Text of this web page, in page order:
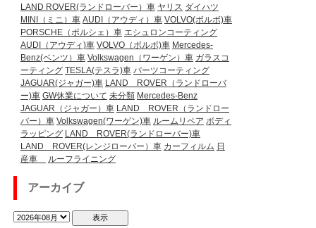
LAND ROVER(ランドローバー）車 ヤリス ダイハツ
MINI（ミニ）車 AUDI（アウディ）車 VOLVO(ボルボ)車
PORSCHE（ポルシェ）車 エシュロンコーティング
AUDI（アウディ)車 VOLVO（ボルボ)車 Mercedes-
Benz(ベンツ）車 Volkswagen（ワーゲン）車 ガラスコ
ーティング TESLA(テスラ)車 パーツコーティング
JAGUAR(ジャガー)車 LAND ROVER（ランドローバ
ー)車 GW休業について 未分類 Mercedes-Benz
JAGUAR（ジャガー）車 LAND ROVER（ランドロー
バー）車 Volkswagen(ワーゲン)車 ルームリペア ボディ
ラッピング LAND ROVER(ランドローバー)車
LAND ROVER(レンジローバー）車 カーフィルム 日
産車
ルーフライニング
アーカイブ